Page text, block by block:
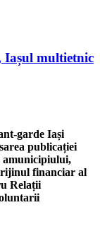
Iașul multietnic
garde Iași
publicației
amunicipiului,
financiar al
Relații